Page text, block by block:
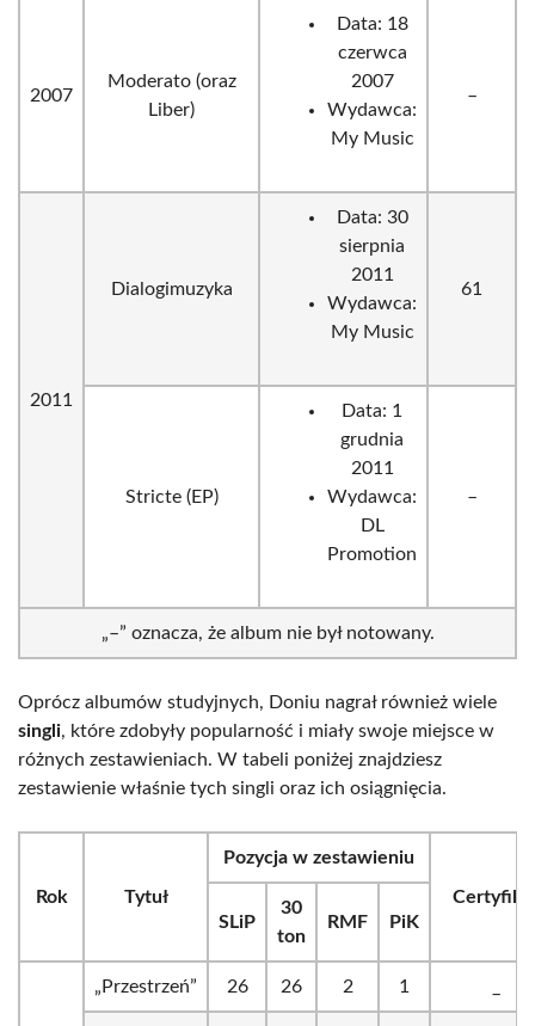
2007
Moderato (oraz
Liber)
Data: 18
czerwca
2007
Wydawca:
My Music
–
2011
Dialogimuzyka
Data: 30
sierpnia
2011
Wydawca:
My Music
61
Stricte (EP)
Data: 1
grudnia
2011
Wydawca:
DL
Promotion
–
„–” oznacza, że album nie był notowany.
Oprócz albumów studyjnych, Doniu nagrał również wiele
singli, które zdobyły popularność i miały swoje miejsce w
różnych zestawieniach. W tabeli poniżej znajdziesz
zestawienie właśnie tych singli oraz ich osiągnięcia.
Rok Tytuł
Pozycja w zestawieniu
SLiP
30
ton
RMF PiK
„Przestrzeń” 26 26 2 1